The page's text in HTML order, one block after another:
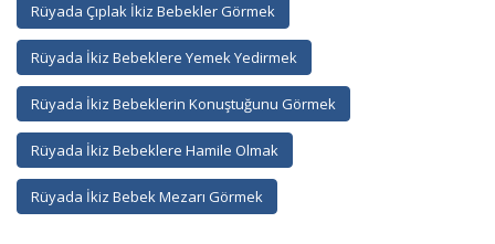
Rüyada Çıplak İkiz Bebekler Görmek
Rüyada İkiz Bebeklere Yemek Yedirmek
Rüyada İkiz Bebeklerin Konuştuğunu Görmek
Rüyada İkiz Bebeklere Hamile Olmak
Rüyada İkiz Bebek Mezarı Görmek